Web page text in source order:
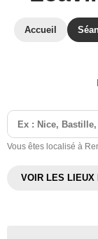
Accueil
Vous êtes localisé à
VOIR LES LIEUX